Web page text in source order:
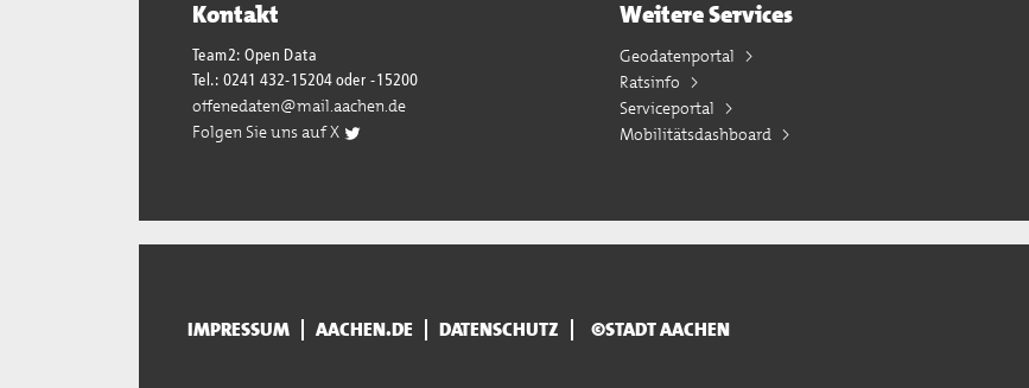
Kontakt
Team2: Open Data
Tel.: 0241 432-15204 oder -15200
offenedaten@mail.aachen.de
Folgen Sie uns auf X
Weitere Services
Geodatenportal
Ratsinfo
Serviceportal
Mobilitätsdashboard
IMPRESSUM AACHEN.DE DATENSCHUTZ ©STADT AACHEN